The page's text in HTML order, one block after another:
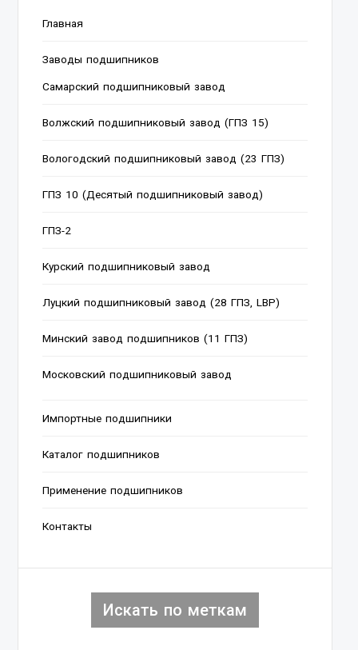
Главная
Заводы подшипников
Cамарский подшипниковый завод
Волжский подшипниковый завод (ГПЗ 15)
Вологодский подшипниковый завод (23 ГПЗ)
ГПЗ 10 (Десятый подшипниковый завод)
ГПЗ-2
Курский подшипниковый завод
Луцкий подшипниковый завод (28 ГПЗ, LBP)
Минский завод подшипников (11 ГПЗ)
Московский подшипниковый завод
Импортные подшипники
Каталог подшипников
Применение подшипников
Контакты
Искать по меткам